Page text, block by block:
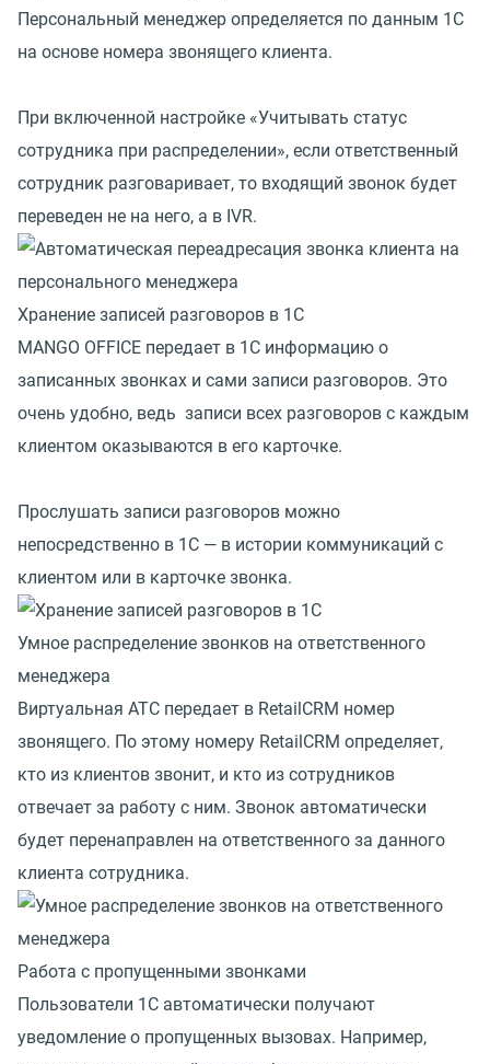
Персональный менеджер определяется по данным 1С
на основе номера звонящего клиента.
При включенной настройке «Учитывать статус
сотрудника при распределении», если ответственный
сотрудник разговаривает, то входящий звонок будет
переведен не на него, а в IVR.
Хранение записей разговоров в 1С
MANGO OFFICE передает в 1C информацию о
записанных звонках и сами записи разговоров. Это
очень удобно, ведь записи всех разговоров с каждым
клиентом оказываются в его карточке.
Прослушать записи разговоров можно
непосредственно в 1C — в истории коммуникаций с
клиентом или в карточке звонка.
Умное распределение звонков на ответственного
менеджера
Виртуальная АТС передает в RetailCRM номер
звонящего. По этому номеру RetailCRM определяет,
кто из клиентов звонит, и кто из сотрудников
отвечает за работу с ним. Звонок автоматически
будет перенаправлен на ответственного за данного
клиента сотрудника.
Работа с пропущенными звонками
Пользователи 1C автоматически получают
уведомление о пропущенных вызовах. Например,